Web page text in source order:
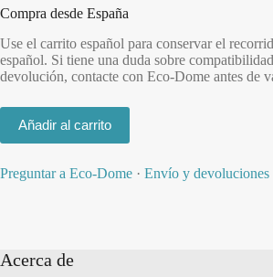
Compra desde España
Use el carrito español para conservar el
español. Si tiene una duda sobre
devolución, contacte con Eco-Dome antes de
Añadir al carrito
Preguntar a Eco-Dome · Envío y devoluciones
Acerca de